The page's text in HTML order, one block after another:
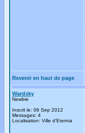
Revenir en haut de page
Wardsky
Newbie
Inscrit le: 06 Sep 2012
Messages: 4
Localisation: Ville d'Eternia